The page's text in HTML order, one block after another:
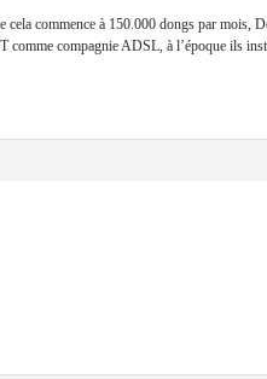
commence à 150.000 dongs par mois,
compagnie ADSL, à l’époque ils